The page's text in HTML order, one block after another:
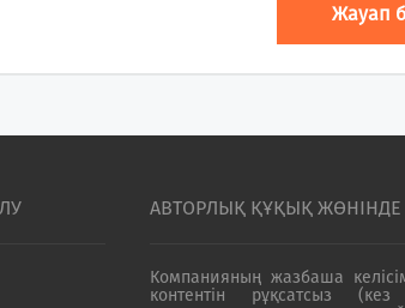
Жауап
АВТОРЛЫҚ ҚҰҚЫҚ ЖӨНІНДЕ
Компанияның жазбаша
контентін рұқсатсыз